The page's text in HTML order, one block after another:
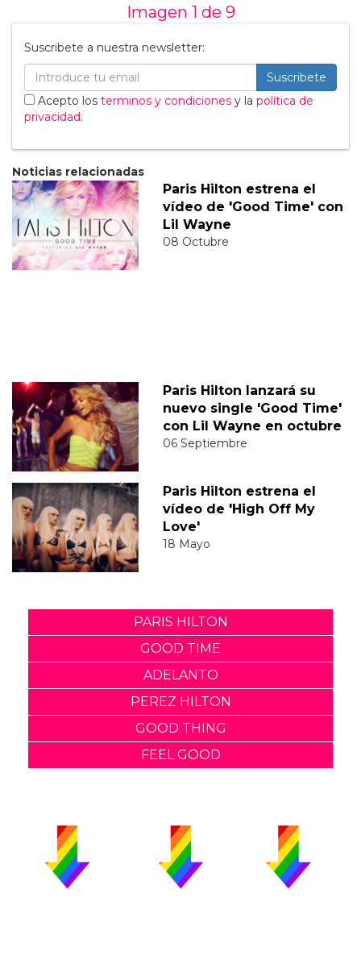
Imagen 1 de 9
Suscribete a nuestra newsletter:
Suscribete
Acepto los terminos y condiciones y la política de
privacidad.
Noticias relacionadas
Paris Hilton estrena el
vídeo de 'Good Time' con
Lil Wayne
08 Octubre
Paris Hilton lanzará su
nuevo single 'Good Time'
con Lil Wayne en octubre
06 Septiembre
Paris Hilton estrena el
vídeo de 'High Off My
Love'
18 Mayo
PARIS HILTON
GOOD TIME
ADELANTO
PEREZ HILTON
GOOD THING
FEEL GOOD